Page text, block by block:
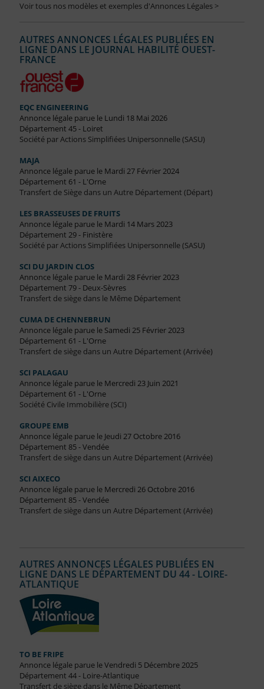
Voir tous nos modèles et exemples d'Annonces Légales >
AUTRES ANNONCES LÉGALES PUBLIÉES EN
LIGNE DANS LE JOURNAL HABILITÉ OUEST-
FRANCE
EQC ENGINEERING
Annonce légale parue le Lundi 18 Mai 2026
Département 45 - Loiret
Société par Actions Simplifiées Unipersonnelle (SASU)
MAJA
Annonce légale parue le Mardi 27 Février 2024
Département 61 - L'Orne
Transfert de Siège dans un Autre Département (Départ)
LES BRASSEUSES DE FRUITS
Annonce légale parue le Mardi 14 Mars 2023
Département 29 - Finistère
Société par Actions Simplifiées Unipersonnelle (SASU)
SCI DU JARDIN CLOS
Annonce légale parue le Mardi 28 Février 2023
Département 79 - Deux-Sèvres
Transfert de siège dans le Même Département
CUMA DE CHENNEBRUN
Annonce légale parue le Samedi 25 Février 2023
Département 61 - L'Orne
Transfert de siège dans un Autre Département (Arrivée)
SCI PALAGAU
Annonce légale parue le Mercredi 23 Juin 2021
Département 61 - L'Orne
Société Civile Immobilière (SCI)
GROUPE EMB
Annonce légale parue le Jeudi 27 Octobre 2016
Département 85 - Vendée
Transfert de siège dans un Autre Département (Arrivée)
SCI AIXECO
Annonce légale parue le Mercredi 26 Octobre 2016
Département 85 - Vendée
Transfert de siège dans un Autre Département (Arrivée)
AUTRES ANNONCES LÉGALES PUBLIÉES EN
LIGNE DANS LE DÉPARTEMENT DU 44 - LOIRE-
ATLANTIQUE
TO BE FRIPE
Annonce légale parue le Vendredi 5 Décembre 2025
Département 44 - Loire-Atlantique
Transfert de siège dans le Même Département